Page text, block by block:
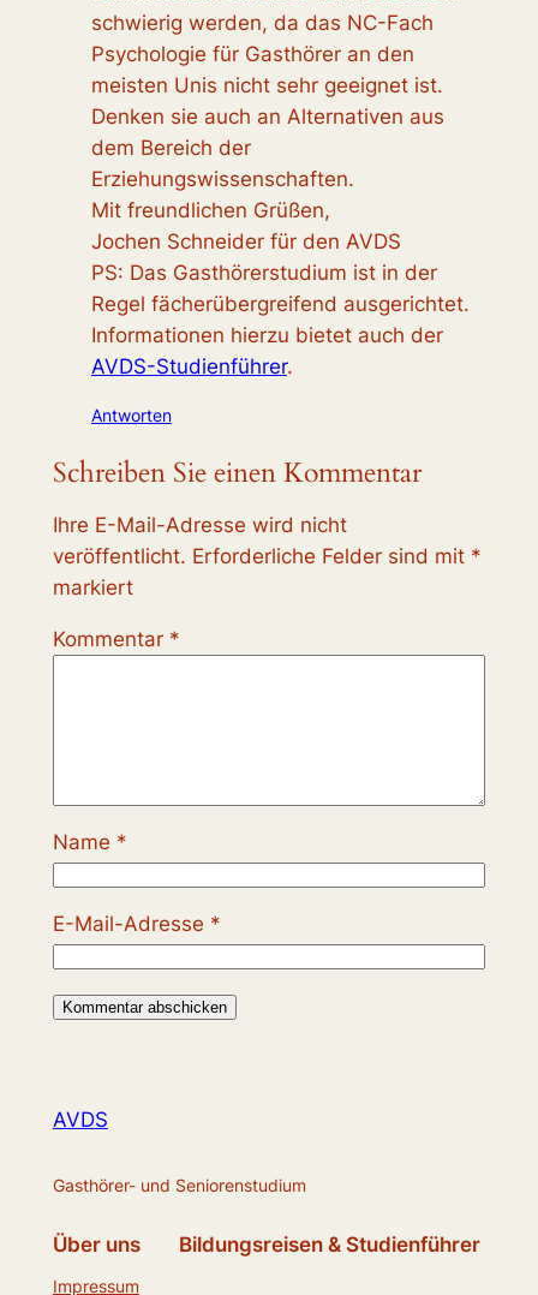
schwierig werden, da das NC-Fach
Psychologie für Gasthörer an den
meisten Unis nicht sehr geeignet ist.
Denken sie auch an Alternativen aus
dem Bereich der
Erziehungswissenschaften.
Mit freundlichen Grüßen,
Jochen Schneider für den AVDS
PS: Das Gasthörerstudium ist in der
Regel fächerübergreifend ausgerichtet.
Informationen hierzu bietet auch der
AVDS-Studienführer.
Antworten
Schreiben Sie einen Kommentar
Ihre E-Mail-Adresse wird nicht
veröffentlicht. Erforderliche Felder sind mit *
markiert
Kommentar *
Name *
E-Mail-Adresse *
AVDS
Gasthörer- und Seniorenstudium
Über uns
Impressum
Bildungsreisen & Studienführer